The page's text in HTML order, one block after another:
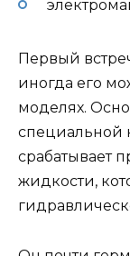
Первый
иногда его
моделях.
специальной
срабатывает
жидкости,